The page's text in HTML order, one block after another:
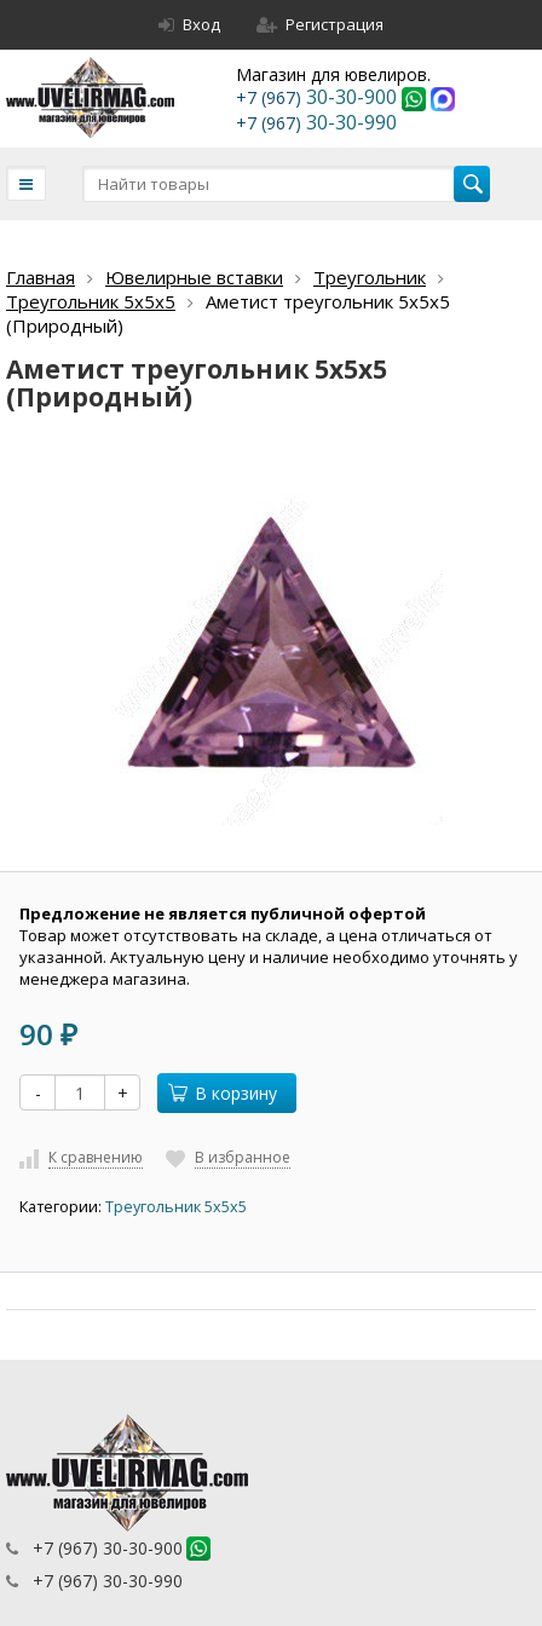
Вход Регистрация
Магазин для ювелиров.
+7 (967) 30-30-900
+7 (967) 30-30-990
Главная Ювелирные вставки
Треугольник
Треугольник 5х5х5
Аметист треугольник 5х5х5
(Природный)
Аметист треугольник 5х5х5
(Природный)
Предложение не является публичной офертой
Товар может отсутствовать на складе, а цена отличаться от
указанной. Актуальную цену и наличие необходимо уточнять у
менеджера магазина.
90 ₽
- + В корзину
К сравнению В избранное
Категории: Треугольник 5х5х5
+7 (967) 30-30-900
+7 (967) 30-30-990